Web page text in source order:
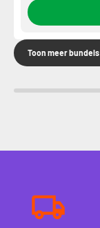
Toon meer bundels